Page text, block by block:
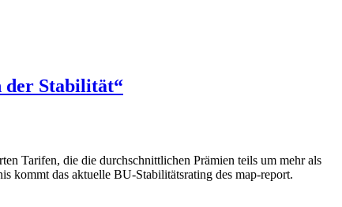
der Stabilität“
Tarifen, die die durchschnittlichen Prämien teils um mehr als
kommt das aktuelle BU-Stabilitätsrating des map-report.